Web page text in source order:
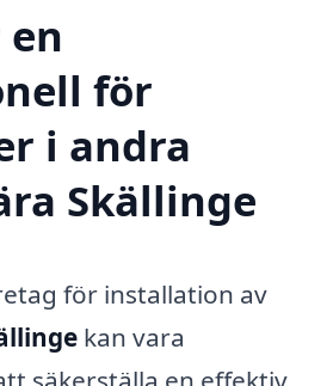
för
i andra
Skällinge
för installation av
kan vara